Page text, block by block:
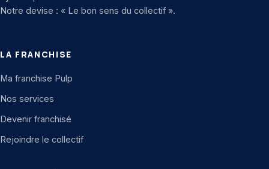
Notre devise : « Le bon sens du collectif ».
LA FRANCHISE
Ma franchise Pulp
Nos services
Devenir franchisé
Rejoindre le collectif